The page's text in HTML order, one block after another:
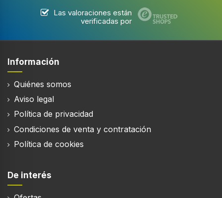
Cocción de convección
Nº de programas automáticos
10
Función autolimpieza
Hidrolítica
Las valoraciones están
verificadas por
Información
Quiénes somos
Aviso legal
Política de privacidad
Condiciones de venta y contratación
Política de cookies
De interés